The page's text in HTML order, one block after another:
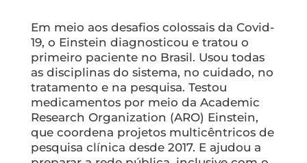
Em meio aos desafios colossais da Covid-
19, o Einstein diagnosticou e tratou o
primeiro paciente no Brasil. Usou todas
as disciplinas do sistema, no cuidado, no
tratamento e na pesquisa. Testou
medicamentos por meio da Academic
Research Organization (ARO) Einstein,
que coordena projetos multicêntricos de
pesquisa clínica desde 2017. E ajudou a